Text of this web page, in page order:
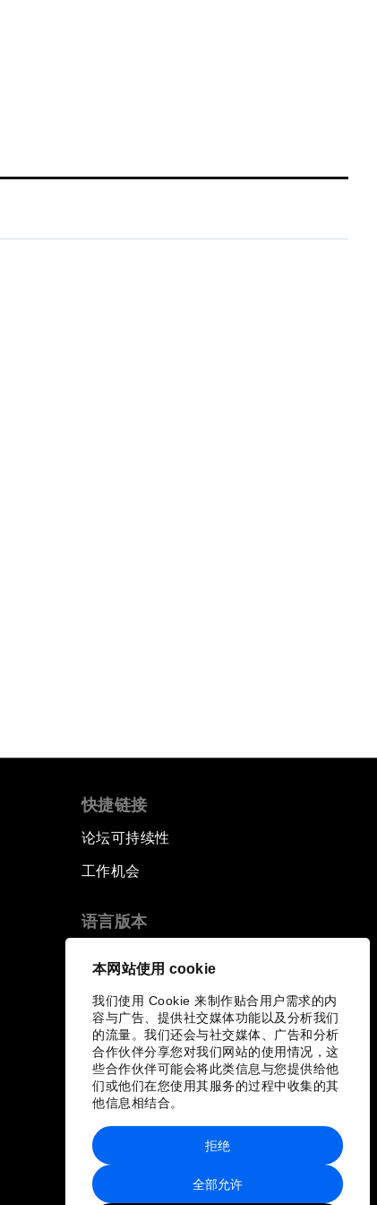
本网站使用 cookie
我们使用 Cookie 来制作贴合用户需求的内
容与广告、提供社交媒体功能以及分析我们
的流量。我们还会与社交媒体、广告和分析
合作伙伴分享您对我们网站的使用情况，这
些合作伙伴可能会将此类信息与您提供给他
们或他们在您使用其服务的过程中收集的其
他信息相结合。
全部允许
拒绝
快捷链接
论坛可持续性
工作机会
语言版本